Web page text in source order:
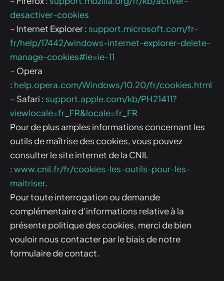
desactiver-cookies
– Internet Explorer : support.microsoft.com/fr-
fr/help/17442/windows-internet-explorer-delete-
manage-cookies#ie=ie-11
– Opera
: help.opera.com/Windows/10.20/fr/cookies.html
– Safari : support.apple.com/kb/PH21411?
viewlocale=fr_FR&locale=fr_FR
Pour de plus amples informations concernant les
outils de maîtrise des cookies, vous pouvez
consulter le site internet de la CNIL
:www.cnil.fr/fr/cookies-les-outils-pour-les-
maitriser.
Pour toute interrogation ou demande
complémentaire d’informations relative à la
présente politique des cookies, merci de bien
vouloir nous contacter par le biais de notre
formulaire de contact.